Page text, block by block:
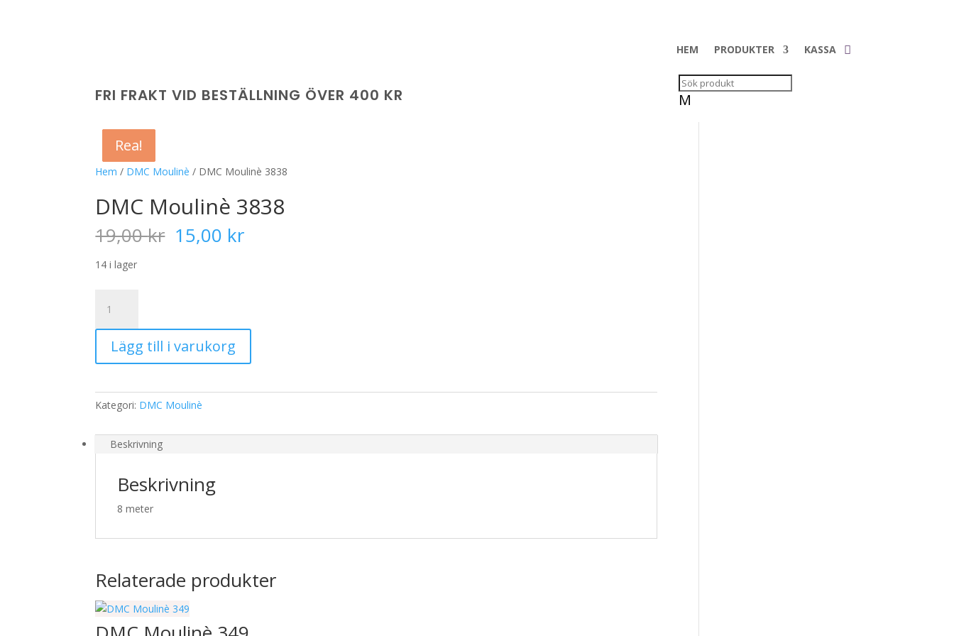
HEM PRODUKTER KASSA
FRI FRAKT VID BESTÄLLNING ÖVER 400 KR M
Hem / DMC Moulinè / DMC Moulinè 3838
Rea!
DMC Moulinè 3838
19,00kr Det
ursprungliga
15,00 krDet
14 i lager
Moulinè
3838
mängdLägg till i varukorg
Kategori: DMC Moulinè
Beskrivning
Beskrivning
8 meter
Relaterade produkter
Rea!
Rea!
Rea!